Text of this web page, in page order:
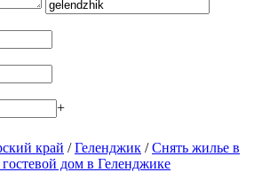
+
край /Геленджик /Снять жилье в
дом в Геленджике